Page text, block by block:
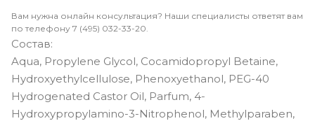
Вам нужна онлайн консультация? Наши специалисты ответят вам
по телефону 7 (495) 032-33-20.
Состав:
Aqua, Propylene Glycol, Cocamidopropyl Betaine,
Hydroxyethylcellulose, Phenoxyethanol, PEG-40
Hydrogenated Castor Oil, Parfum, 4-
Hydroxypropylamino-3-Nitrophenol, Methylparaben,